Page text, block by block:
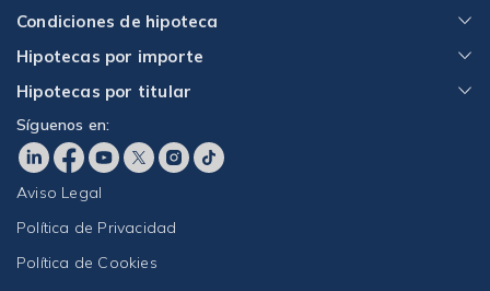
Condiciones de hipoteca
Hipotecas por importe
Hipotecas por titular
Síguenos en:
Aviso Legal
Política de Privacidad
Política de Cookies